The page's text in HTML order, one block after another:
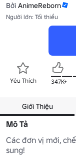
Bởi AnimeReborn
Người lớn: Tối thiểu
Yêu Thích 347K+
Giới Thiệu
Mô Tả
Các đơn vị mới,
sung!